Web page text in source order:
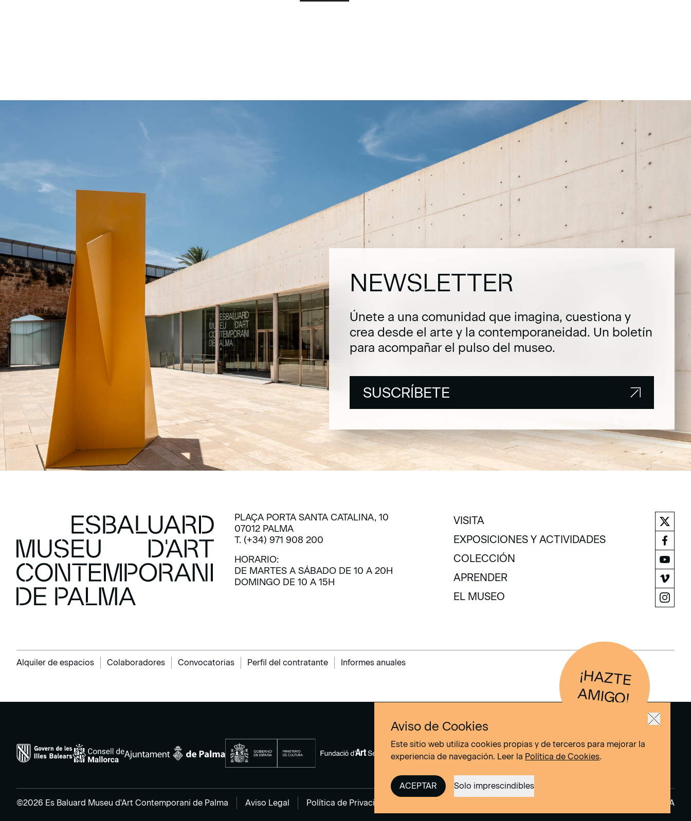
NEWSLETTER
Únete a una comunidad que imagina, cuestiona y
crea desde el arte y la contemporaneidad. Un boletín
para acompañar el pulso del museo.
SUSCRÍBETE
PLAÇA PORTA SANTA CATALINA, 10
07012 PALMA
T. (+34) 971 908 200
HORARIO:
DE MARTES A SÁBADO DE 10 A 20H
DOMINGO DE 10 A 15H
VISITA
VISITA
EXPOSICIONES Y ACTIVIDADES
EXPOSICIONES Y ACTIVIDADES
COLECCIÓN
COLECCIÓN
APRENDER
APRENDER
EL MUSEO
Alquiler de espacios Colaboradores Convocatorias Perfil del contratante Informes anuales
¡H
AZTE
AM
IG
O
!
©2026 Es Baluard Museu d'Art Contemporani de Palma Aviso Legal Política de Privacidad DOMO–A
Aviso de Cookies
Este sitio web utiliza cookies propias y de terceros para mejorar la
experiencia de navegación. Leer la Política de Cookies.
ACEPTAR Solo imprescindibles